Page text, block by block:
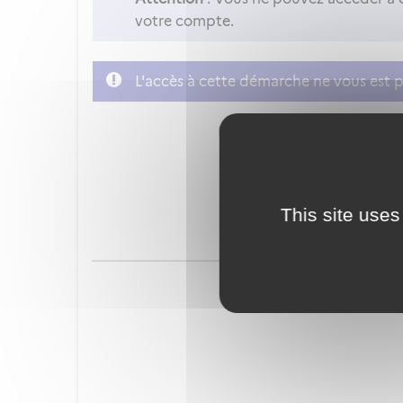
This site
votre compte.
L'accès à cette démarche ne vous est
FranceConnect est la